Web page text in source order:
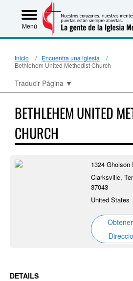
Menú
Inicio
Encuentra una iglesia
Bethlehem United Methodist Church
Traducir Página ▼
BETHLEHEM UNITED
CHURCH
1324 Gholson
Clarksville,
37043
United States
DETAILS